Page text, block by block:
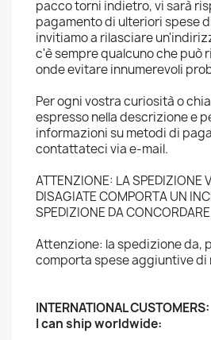
pacco torni indietro, vi sarà
pagamento di ulteriori spese
invitiamo a rilasciare
c'è sempre qualcuno che può
onde evitare innumerevoli
Per ogni vostra curiosità o
espresso nella descrizione e
informazioni su metodi di
contattateci via e-mail.
ATTENZIONE: LA SPEDIZIONE
DISAGIATE COMPORTA UN
SPEDIZIONE DA
Attenzione: la spedizione da,
comporta spese aggiuntive di
INTERNATIONAL CUSTOMERS:
I can ship worldwide: